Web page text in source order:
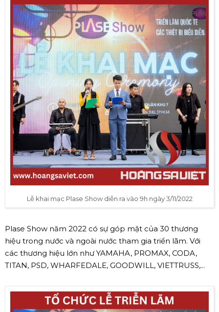
Lễ khai mạc Plase Show diễn ra vào 9h ngày 3/11/2022
Plase Show năm 2022 có sự góp mặt của 30 thương
hiệu trong nước và ngoài nước tham gia triển lãm. Với
các thương hiệu lớn như YAMAHA, PROMAX, CODA,
TITAN, PSD, WHARFEDALE, GOODWILL, VIETTRUSS,...